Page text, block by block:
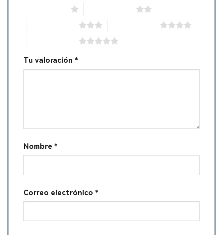
Tu valoración *
Nombre *
Correo electrónico *